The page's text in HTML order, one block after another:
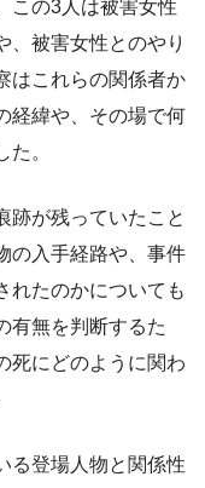
この3人は被害女性
、被害女性とのやり
はこれらの関係者か
経緯や、その場で何
。
跡が残っていたこと
の入手経路や、事件
れたのかについても
有無を判断するた
死にどのように関わ
る登場人物と関係性